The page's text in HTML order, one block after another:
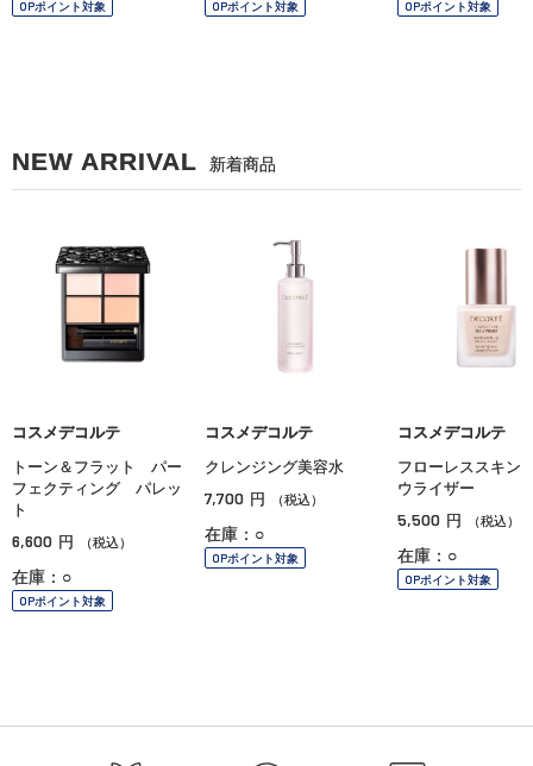
OPポイント対象 OPポイント対象 OPポイント対象
NEW ARRIVAL 新着商品
コスメデコルテ
トーン＆フラット パー
フェクティング パレッ
ト
6,600 円 （税込）
在庫：○
OPポイント対象
コスメデコルテ
クレンジング美容水
7,700 円 （税込）
在庫：○
OPポイント対象
コスメデコルテ
フローレススキ
ウライザー
5,500 円 （税込）
在庫：○
OPポイント対象